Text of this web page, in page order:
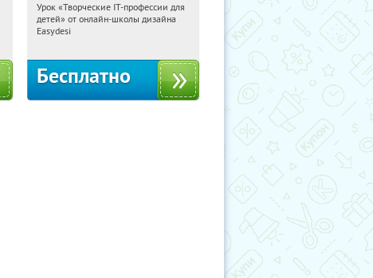
18:31:35 Получили:53
Россия
Урок «Творческие IT-профессии для
детей» от онлайн-школы дизайна
Easydesi
Бесплатно